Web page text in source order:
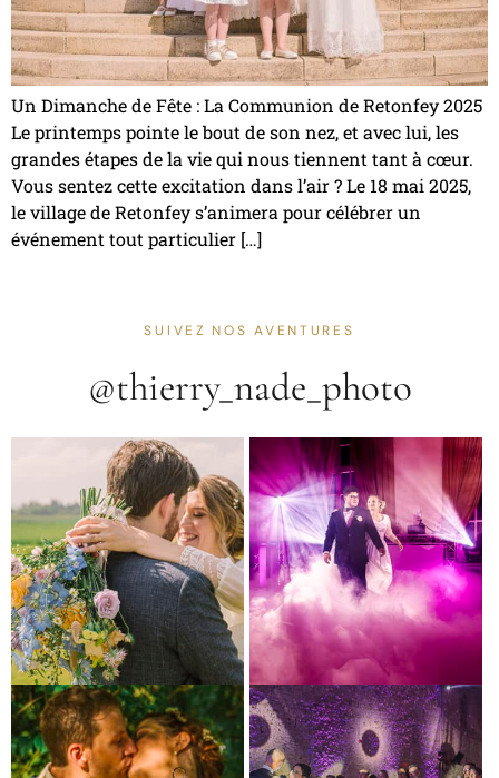
Un Dimanche de Fête : La Communion de Retonfey 2025
Le printemps pointe le bout de son nez, et avec lui, les
grandes étapes de la vie qui nous tiennent tant à cœur.
Vous sentez cette excitation dans l’air ? Le 18 mai 2025,
le village de Retonfey s’animera pour célébrer un
événement tout particulier […]
SUIVEZ NOS AVENTURES
@thierry_nade_photo